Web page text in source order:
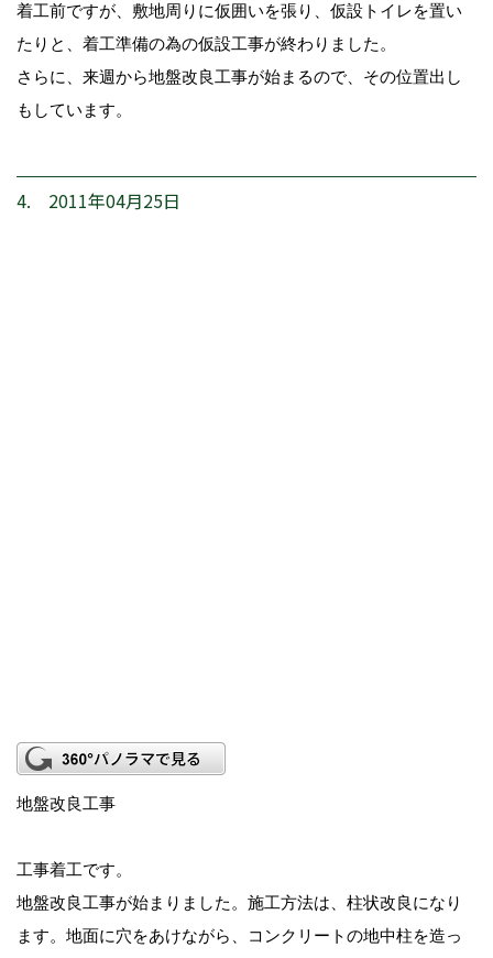
着工前ですが、敷地周りに仮囲いを張り、仮設トイレを置い
たりと、着工準備の為の仮設工事が終わりました。
さらに、来週から地盤改良工事が始まるので、その位置出し
もしています。
4. 2011年04月25日
地盤改良工事
工事着工です。
地盤改良工事が始まりました。施工方法は、柱状改良になり
ます。地面に穴をあけながら、コンクリートの地中柱を造っ